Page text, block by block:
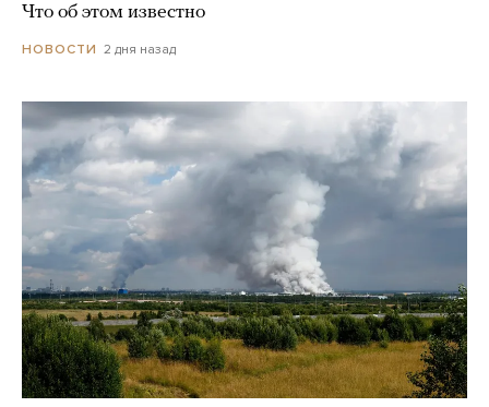
Что об этом известно
НОВОСТИ 2 дня назад